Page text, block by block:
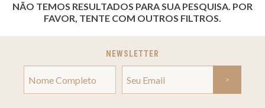
NÃO TEMOS RESULTADOS PARA SUA PESQUISA. POR
FAVOR, TENTE COM OUTROS FILTROS.
NEWSLETTER